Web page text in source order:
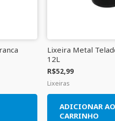
Lixeira Metal
12L
R$52,99
Lixeiras
ADICIONAR AO
CARRINHO